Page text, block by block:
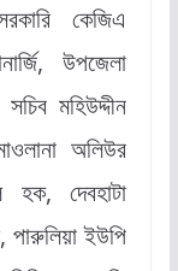
কেজিএ
উপজেলা
মহিউদ্দীন
অলিউর
হক, দেবহাটা
ইউপি